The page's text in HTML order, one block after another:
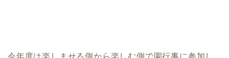
今年度は楽しませる側から楽しむ側で園行事に参加し